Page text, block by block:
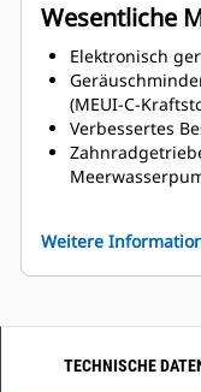
Wesentliche
Elektronisch
(MEUI-C-
Verbessertes
Seitliche
verfügbar
Weitere
TECHNISCHE